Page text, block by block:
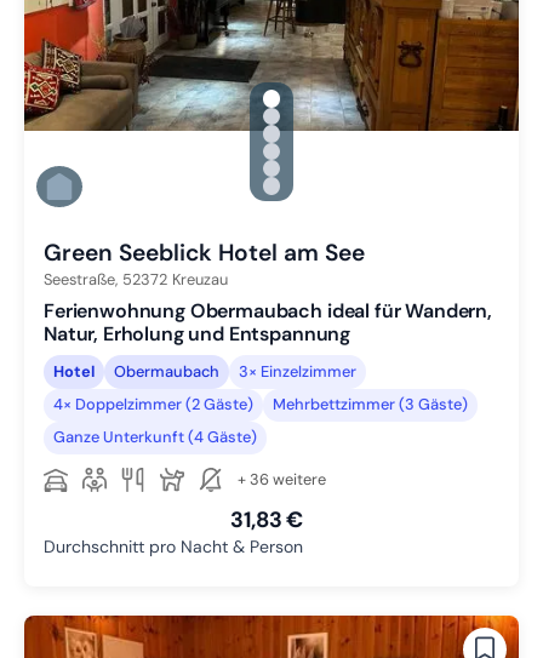
gallery.slide_selector
Zu Slide 1 wechseln
Zu Slide 2 wechseln
Zu Slide 3 wechseln
Zu Slide 4 wechseln
Zu Slide 5 wechseln
Zu Slide 6 wechseln
Green Seeblick Hotel am See
Seestraße, 52372 Kreuzau
Ferienwohnung Obermaubach ideal für Wandern,
Natur, Erholung und Entspannung
Hotel Obermaubach
3× Einzelzimmer
4× Doppelzimmer (2 Gäste)
Mehrbettzimmer (3 Gäste)
Ganze Unterkunft (4 Gäste)
+ 36 weitere
31,83 €
Durchschnitt pro Nacht & Person